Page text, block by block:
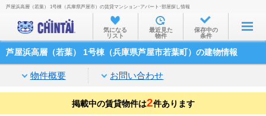
お部屋を探す
沿線・駅から
家賃相場から
通勤通学時間から
芦屋浜高層（若葉） 1号棟（兵庫県芦屋市）の賃貸マンション･アパート･部屋探し情報
気になる
リスト
最近見た
物件
保存中の
条件
芦屋浜高層（若葉） 1号棟（兵庫県芦屋市若葉町）の建物情報
物件概要 お問い合わせ
掲載中の賃貸物件は2件あります